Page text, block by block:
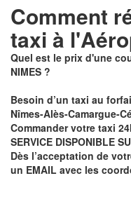
Comment
taxi à
Quel est le prix d'une
NIMES ?
Besoin d’un taxi au
Nîmes-Alès-Camargue-
Commander votre taxi
SERVICE DISPONIBLE
Dès l’acceptation de
un EMAIL avec les